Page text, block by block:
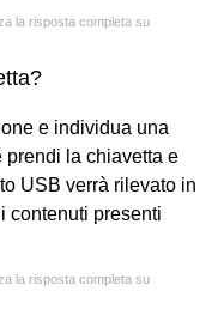
la risposta completa su
e individua una
la chiavetta e
USB verrà rilevato in
contenuti presenti
la risposta completa su